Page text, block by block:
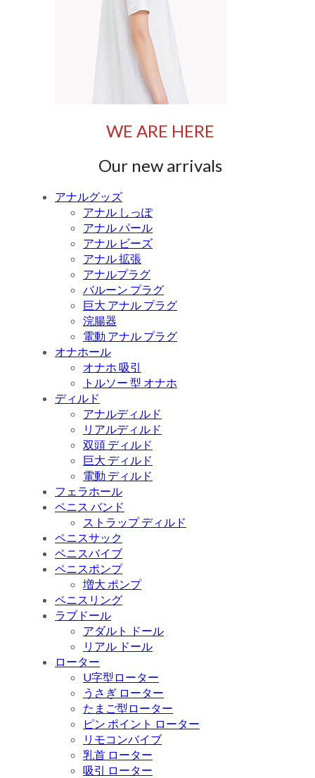
WE ARE HERE
Our new arrivals
アナルグッズ
アナル しっぽ
アナル パール
アナル ビーズ
アナル 拡張
アナルプラグ
バルーン プラグ
巨大 アナル プラグ
浣腸器
電動 アナル プラグ
オナホール
オナホ 吸引
トルソー 型 オナホ
ディルド
アナルディルド
リアルディルド
双頭 ディルド
巨大 ディルド
電動 ディルド
フェラホール
ペニス バンド
ストラップ ディルド
ペニスサック
ペニスバイブ
ペニスポンプ
増大 ポンプ
ペニスリング
ラブドール
アダルト ドール
リアル ドール
ローター
U字型ローター
うさぎ ローター
たまご型ローター
ピン ポイント ローター
リモコンバイブ
乳首 ローター
吸引 ローター